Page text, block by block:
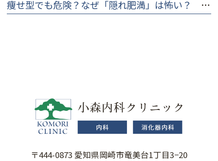
痩せ型でも危険？なぜ「隠れ肥満」は怖い？ 見分け方とチェックリスト
〒444-0873 愛知県岡崎市竜美台1丁目3−20